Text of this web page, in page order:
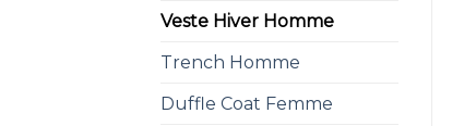
Veste Hiver Homme
Trench Homme
Duffle Coat Femme